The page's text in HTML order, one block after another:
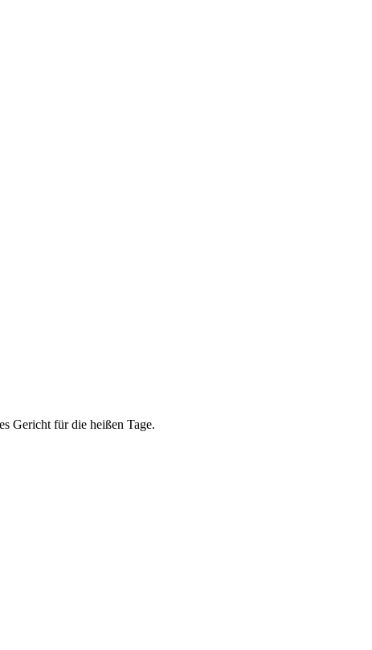
Gericht für die heißen Tage.